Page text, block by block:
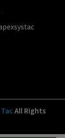
All Rights